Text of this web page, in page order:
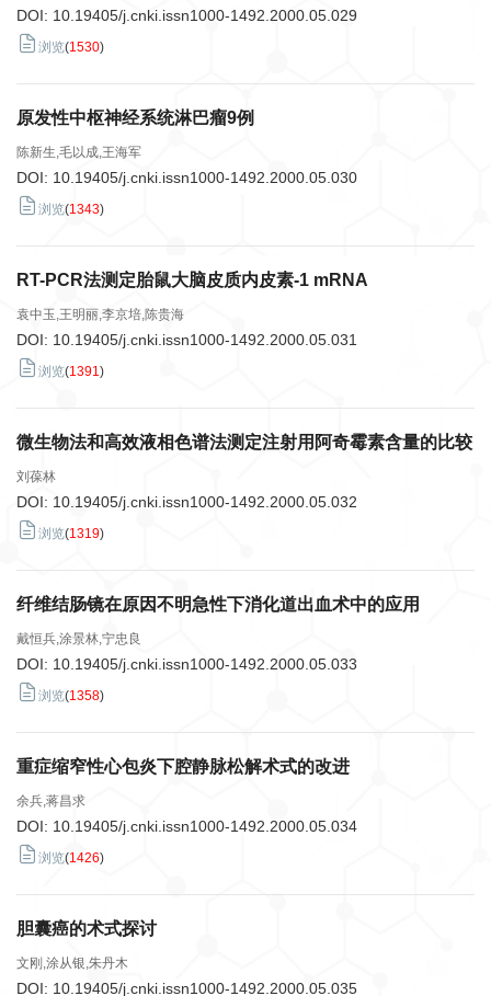
DOI: 10.19405/j.cnki.issn1000-1492.2000.05.029
浏览(1530)
原发性中枢神经系统淋巴瘤9例
陈新生,毛以成,王海军
DOI: 10.19405/j.cnki.issn1000-1492.2000.05.030
浏览(1343)
RT-PCR法测定胎鼠大脑皮质内皮素-1 mRNA
袁中玉,王明丽,李京培,陈贵海
DOI: 10.19405/j.cnki.issn1000-1492.2000.05.031
浏览(1391)
微生物法和高效液相色谱法测定注射用阿奇霉素含量的比较
刘葆林
DOI: 10.19405/j.cnki.issn1000-1492.2000.05.032
浏览(1319)
纤维结肠镜在原因不明急性下消化道出血术中的应用
戴恒兵,涂景林,宁忠良
DOI: 10.19405/j.cnki.issn1000-1492.2000.05.033
浏览(1358)
重症缩窄性心包炎下腔静脉松解术式的改进
余兵,蒋昌求
DOI: 10.19405/j.cnki.issn1000-1492.2000.05.034
浏览(1426)
胆囊癌的术式探讨
文刚,涂从银,朱丹木
DOI: 10.19405/j.cnki.issn1000-1492.2000.05.035